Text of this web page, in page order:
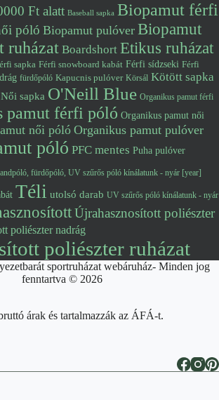
Ft alatt Baseball sapka Biopamut férfi
póló Biopamut pulóver Biopamut
ruházat Boardshort Etikus ruházat
sapka Férfi snowboard kabát Férfi sídzseki Férfi
fürdőpóló Kapucnis pulóver Körsál Kötött sapka
Női sapka O'Neill Blue Organikus pamut férfi
pamut férfi póló Organikus pamut női
női póló Organikus pamut pulóver
póló PFC mentes Puha pulóver
fürdőpóló, UV szűrős póló kínálatunk - nyár [year]
Téli utolsó darab UV szűrős póló kínálatunk - nyár
Újrahasznosított poliészter
poliészter nadrág
poliészter ruházat
sportruházat webáruház- Minden jog
fenntartva © 2026
árak és tartalmazzák az ÁFÁ-t.